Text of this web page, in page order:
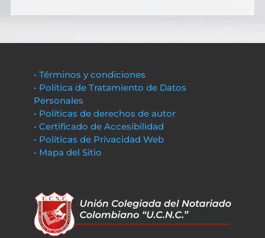
• Términos y condiciones
• Política de Tratamiento de Datos
Personales
• Políticas de derechos de autor
• Certificado de Accesibilidad
• Políticas de Privacidad Web
• Mapa del Sitio